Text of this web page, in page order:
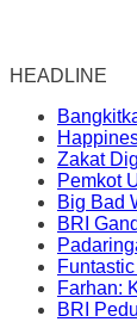
HEADLINE
Zakat
Pemkot
Big Bad
BRI
Farhan:
BRI